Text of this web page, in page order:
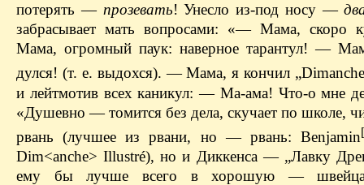
потерять — прозевать! Унесло из-под носу —
забрасывает мать вопросами: «— Мама, скоро
Мама, огромный паук: наверное тарантул! —
дулся! (т. е. выдохся). — Мама, я кончил
и лейтмотив всех каникул: — Ма-ама! Что-о мне
«Душевно — томится без дела, скучает по школе,
рвань (лучшее из рвани, но — рвань: Benjamin
Dim<anche> Illustré), но и Диккенса — „Лавку
ему бы лучше всего в хорошую —